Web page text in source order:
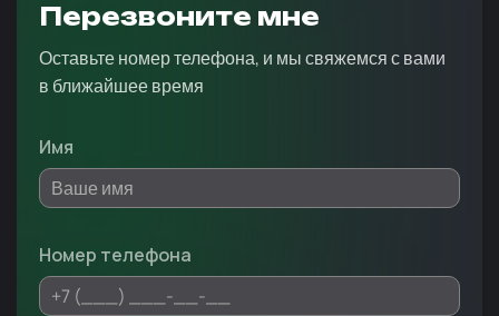
Перезвоните мне
Оставьте номер телефона, и мы свяжемся с вами
в ближайшее время
Имя
Номер телефона